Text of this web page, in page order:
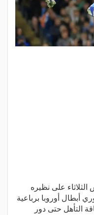
على نظيره
أبطال أوروبا برباعية
التأهل حتى دور